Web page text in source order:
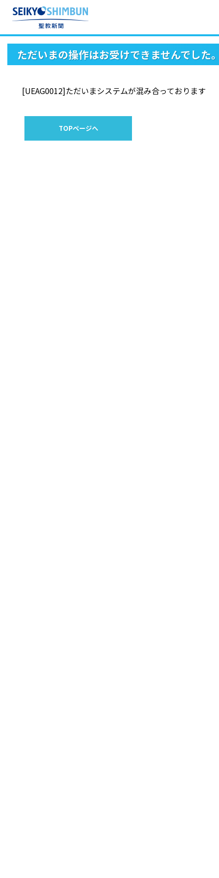
ただいまの操作はお受けできませんでした
[UEAG0012]ただいまシステムが混み合っております
TOPページへ